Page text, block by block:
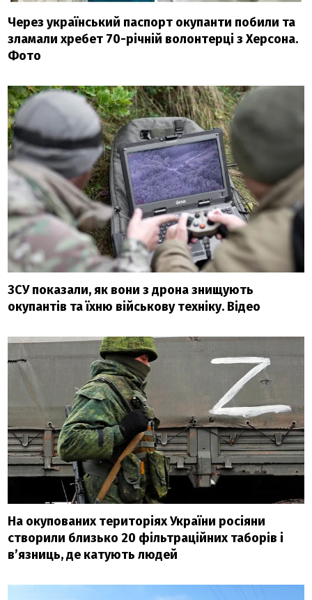
Через український паспорт окупанти побили та
зламали хребет 70-річній волонтерці з Херсона.
Фото
ЗСУ показали, як вони з дрона знищують
окупантів та їхню військову техніку. Відео
На окупованих територіях України росіяни
створили близько 20 фільтраційних таборів і
в’язниць, де катують людей